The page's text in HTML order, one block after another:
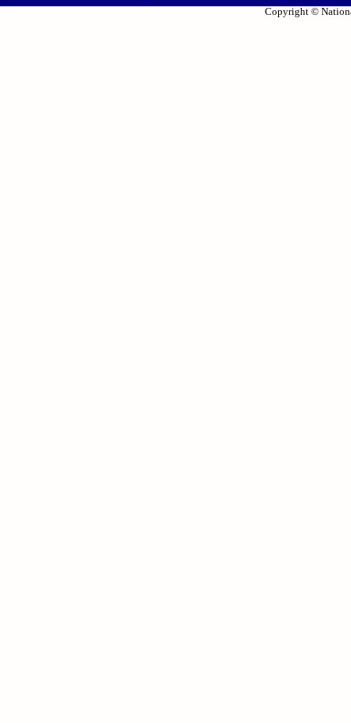
Copyright ©